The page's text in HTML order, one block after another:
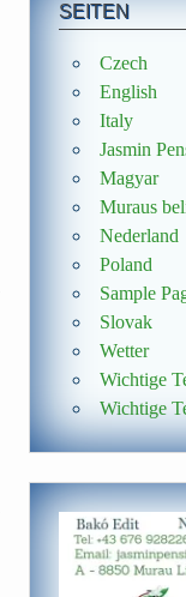
SEITEN
Czech
English
Italy
Jasmin
Magyar
Muraus
Nederland
Poland
Sample
Slovak
Wetter
Wichtige
Wichtige